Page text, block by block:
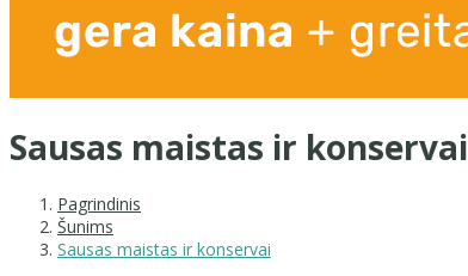
Sausas maistas ir konservai
Pagrindinis
Šunims
Sausas maistas ir konservai